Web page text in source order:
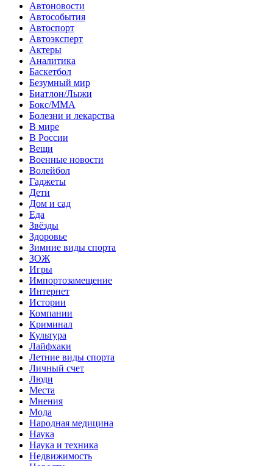
Автоновости
Автособытия
Автоспорт
Автоэксперт
Актеры
Аналитика
Баскетбол
Безумный мир
Биатлон/Лыжи
Бокс/MMA
Болезни и лекарства
В мире
В России
Вещи
Военные новости
Волейбол
Гаджеты
Дети
Дом и сад
Еда
Звёзды
Здоровье
Зимние виды спорта
ЗОЖ
Игры
Импортозамещение
Интернет
Истории
Компании
Криминал
Культура
Лайфхаки
Летние виды спорта
Личный счет
Люди
Места
Мнения
Мода
Народная медицина
Наука
Наука и техника
Недвижимость